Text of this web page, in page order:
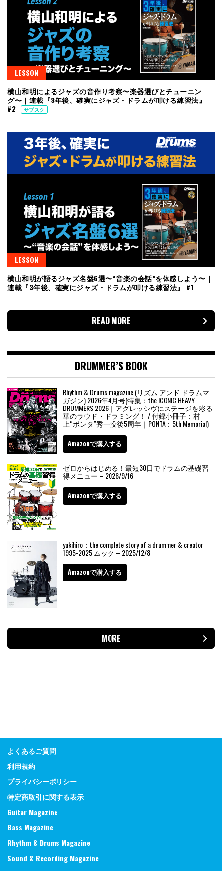
LESSON
横山和明によるジャズの音作り考察〜楽器選びとチューニン
グ〜｜連載『3年後、確実にジャズ・ドラムが叩ける練習法』
#2
サブスク
LESSON
横山和明が語るジャズ名盤6選〜“音楽の会話”を体感しよう〜｜
連載『3年後、確実にジャズ・ドラムが叩ける練習法』 #1
READ MORE
DRUMMER’S BOOK
Rhythm & Drums magazine (リズム アンド ドラムマ
ガジン) 2026年4月号(特集：the ICONIC HEAVY
DRUMMERS 2026｜アグレッシヴにステージを彩る
華のラウド・ドラミング！ / 付録小冊子：村
上“ポンタ”秀一没後5周年｜PONTA：5th Memorial)
Amazonで購入する
ゼロからはじめる！最短30日でドラムの基礎習
得メニュー – 2026/9/16
Amazonで購入する
yukihiro：the complete story of a drummer & creator
1995-2025 ムック – 2025/12/8
Amazonで購入する
MORE
よくあるご質問
利用規約
プライバシーポリシー
特定商取引に関する表示
Guitar Magazine
Bass Magazine
Rhythm & Drums Magazine
Sound & Recording Magazine